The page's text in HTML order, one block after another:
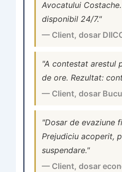
Avocatului
disponibil 24/7."
— Client, dosar
"A contestat arestul
de ore. Rezultat:
— Client, dosar
"Dosar de evaziune
Prejudiciu acoperit,
suspendare."
— Client, dosar